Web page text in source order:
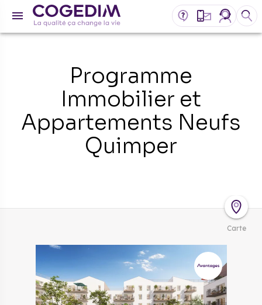
Programme
Immobilier et
Appartements Neufs
Quimper
Carte